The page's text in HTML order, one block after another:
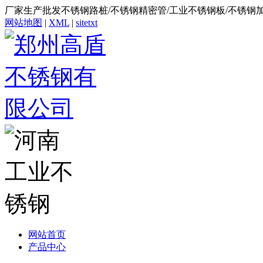
厂家生产批发不锈钢路桩/不锈钢精密管/工业不锈钢板/不锈钢
网站地图 | XML | sitetxt
网站首页
产品中心